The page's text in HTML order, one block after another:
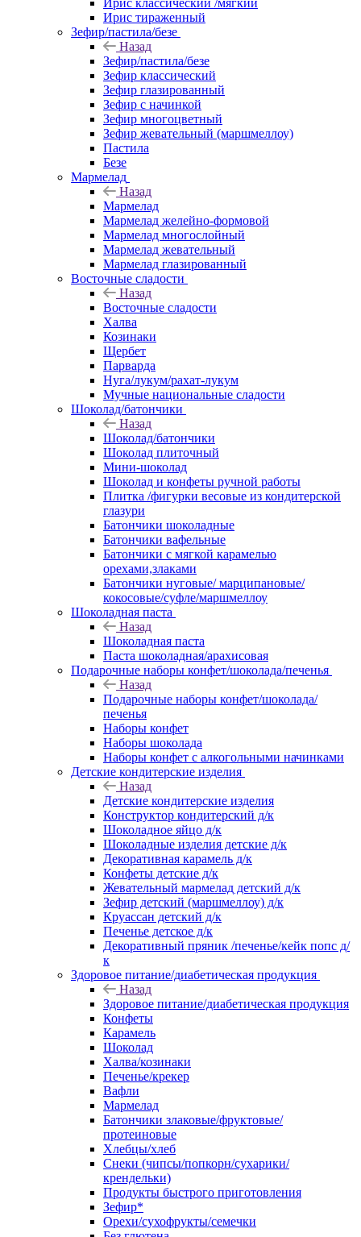
Ирис классический /мягкий
Ирис тираженный
Зефир/пастила/безе
Назад
Зефир/пастила/безе
Зефир классический
Зефир глазированный
Зефир с начинкой
Зефир многоцветный
Зефир жевательный (маршмеллоу)
Пастила
Безе
Мармелад
Назад
Мармелад
Мармелад желейно-формовой
Мармелад многослойный
Мармелад жевательный
Мармелад глазированный
Восточные сладости
Назад
Восточные сладости
Халва
Козинаки
Щербет
Парварда
Нуга/лукум/рахат-лукум
Мучные национальные сладости
Шоколад/батончики
Назад
Шоколад/батончики
Шоколад плиточный
Мини-шоколад
Шоколад и конфеты ручной работы
Плитка /фигурки весовые из кондитерской
глазури
Батончики шоколадные
Батончики вафельные
Батончики с мягкой карамелью
орехами,злаками
Батончики нуговые/ марципановые/
кокосовые/суфле/маршмеллоу
Шоколадная паста
Назад
Шоколадная паста
Паста шоколадная/арахисовая
Подарочные наборы конфет/шоколада/печенья
Назад
Подарочные наборы конфет/шоколада/
печенья
Наборы конфет
Наборы шоколада
Наборы конфет с алкогольными начинками
Детские кондитерские изделия
Назад
Детские кондитерские изделия
Конструктор кондитерский д/к
Шоколадное яйцо д/к
Шоколадные изделия детские д/к
Декоративная карамель д/к
Конфеты детские д/к
Жевательный мармелад детский д/к
Зефир детский (маршмеллоу) д/к
Круассан детский д/к
Печенье детское д/к
Декоративный пряник /печенье/кейк попс д/
к
Здоровое питание/диабетическая продукция
Назад
Здоровое питание/диабетическая продукция
Конфеты
Карамель
Шоколад
Халва/козинаки
Печенье/крекер
Вафли
Мармелад
Батончики злаковые/фруктовые/
протеиновые
Хлебцы/хлеб
Снеки (чипсы/попкорн/сухарики/
крендельки)
Продукты быстрого приготовления
Зефир*
Орехи/сухофрукты/семечки